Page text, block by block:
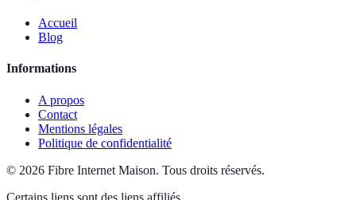
Accueil
Blog
Informations
A propos
Contact
Mentions légales
Politique de confidentialité
© 2026 Fibre Internet Maison. Tous droits réservés.
Certains liens sont des liens affiliés.